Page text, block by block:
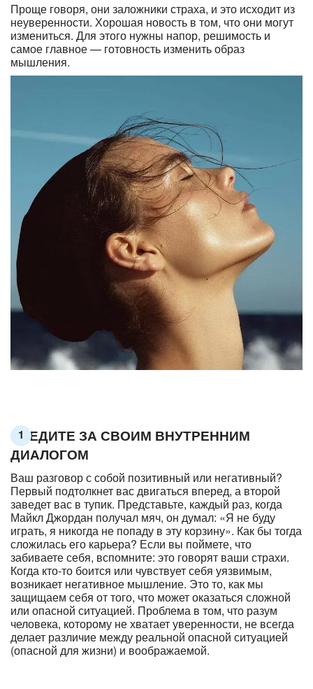
Проще говоря, они заложники страха, и это исходит из
неуверенности. Хорошая новость в том, что они могут
измениться. Для этого нужны напор, решимость и
самое главное — готовность изменить образ
мышления.
1
СЛЕДИТЕ ЗА СВОИМ ВНУТРЕННИМ
ДИАЛОГОМ
Ваш разговор с собой позитивный или негативный?
Первый подтолкнет вас двигаться вперед, а второй
заведет вас в тупик. Представьте, каждый раз, когда
Майкл Джордан получал мяч, он думал: «Я не буду
играть, я никогда не попаду в эту корзину». Как бы тогда
сложилась его карьера? Если вы поймете, что
забиваете себя, вспомните: это говорят ваши страхи.
Когда кто-то боится или чувствует себя уязвимым,
возникает негативное мышление. Это то, как мы
защищаем себя от того, что может оказаться сложной
или опасной ситуацией. Проблема в том, что разум
человека, которому не хватает уверенности, не всегда
делает различие между реальной опасной ситуацией
(опасной для жизни) и воображаемой.